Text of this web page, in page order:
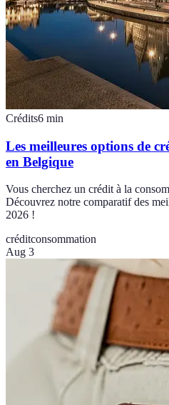
Crédits6 min
Les meilleures options de
en Belgique
Vous cherchez un crédit à la
Découvrez notre comparatif des
2026 !
créditconsommation
Aug 3